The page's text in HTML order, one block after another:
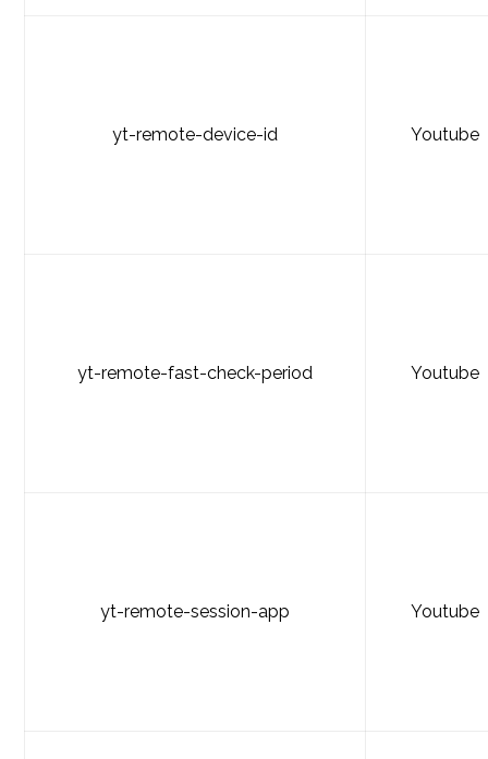
yt-remote-device-id Youtube
yt-remote-fast-check-period Youtube
yt-remote-session-app Youtube